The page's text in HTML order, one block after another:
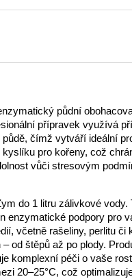
půdní
přípravek využívá
čímž vytváří ideální
pro kořeny, což
vůči stresovým
do 1 litru zálivkové vody.
enzymatické podpory pro
včetně rašeliny, perlitu či
od štěpů až po plody.
komplexní péči o vaše
20–25°C, což